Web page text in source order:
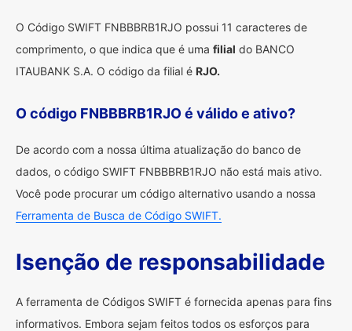
O Código SWIFT FNBBBRB1RJO possui 11 caracteres de
comprimento, o que indica que é uma filial do BANCO
ITAUBANK S.A. O código da filial é RJO.
O código FNBBBRB1RJO é válido e ativo?
De acordo com a nossa última atualização do banco de
dados, o código SWIFT FNBBBRB1RJO não está mais ativo.
Você pode procurar um código alternativo usando a nossa
Ferramenta de Busca de Código SWIFT.
Isenção de responsabilidade
A ferramenta de Códigos SWIFT é fornecida apenas para fins
informativos. Embora sejam feitos todos os esforços para